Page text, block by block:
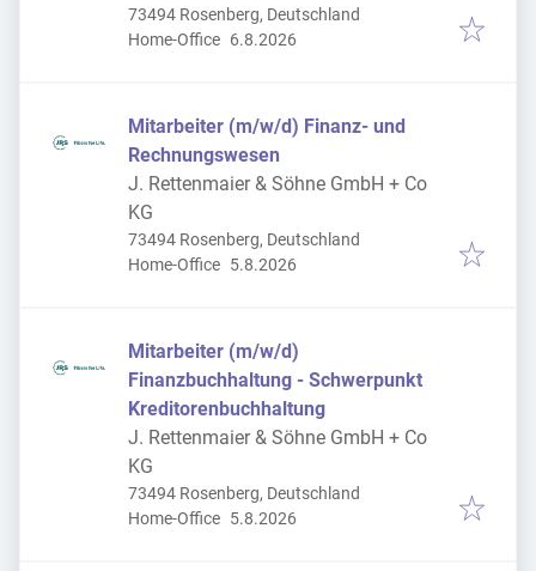
73494 Rosenberg, Deutschland
Home-Office Veröffentlicht
6.8.2026
Mitarbeiter (m/w/d) Finanz- und
Rechnungswesen
J. Rettenmaier & Söhne GmbH + Co
KG
73494 Rosenberg, Deutschland
Home-Office Veröffentlicht
5.8.2026
Mitarbeiter (m/w/d)
Finanzbuchhaltung - Schwerpunkt
Kreditorenbuchhaltung
J. Rettenmaier & Söhne GmbH + Co
KG
73494 Rosenberg, Deutschland
Home-Office Veröffentlicht
5.8.2026